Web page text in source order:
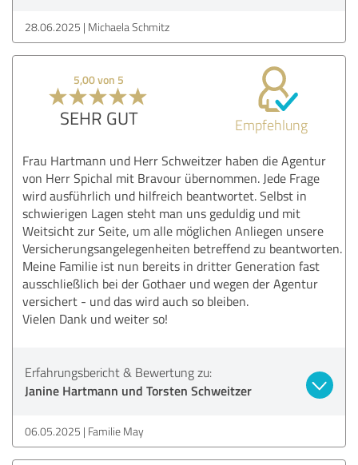
28.06.2025 Michaela Schmitz
5,00 von 5
SEHR GUT Empfehlung
Frau Hartmann und Herr Schweitzer haben die Agentur
von Herr Spichal mit Bravour übernommen. Jede Frage
wird ausführlich und hilfreich beantwortet. Selbst in
schwierigen Lagen steht man uns geduldig und mit
Weitsicht zur Seite, um alle möglichen Anliegen unsere
Versicherungsangelegenheiten betreffend zu beantworten.
Meine Familie ist nun bereits in dritter Generation fast
ausschließlich bei der Gothaer und wegen der Agentur
versichert - und das wird auch so bleiben.
Vielen Dank und weiter so!
Erfahrungsbericht & Bewertung zu:
Janine Hartmann und Torsten Schweitzer
06.05.2025 Familie May